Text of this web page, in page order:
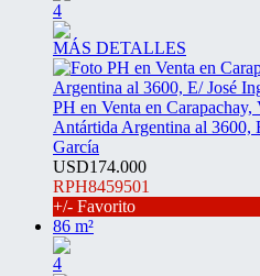
4
MÁS DETALLES
PH en Venta en
Antártida Argentina al 3600,
García
USD174.000
RPH8459501
+/- Favorito
86 m²
4